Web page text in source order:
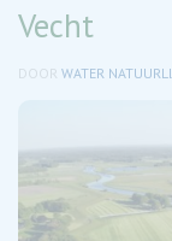
Vecht
DOOR WATER